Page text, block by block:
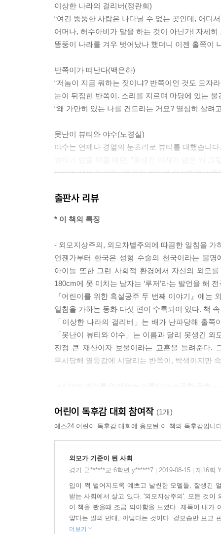
이상한 나라의 걸리버(정란희)
“여긴 뚱뚱한 사람은 나다닐 수 없는 곳인데, 어디서
어머나, 허수아비가 말을 하는 것이 아닌가! 자세
뚱뚱이 나라를 겨우 벗어났나 했더니 이젠 홀쭉이
반쪽이가 떠난다(백은하)
“저놈이 지금 뭐하는 짓이냐? 반쪽이인 것도 모자
눈이 뒤집힌 반쪽이. 소리를 지르며 마당에 있는 물
“왜 가만히 있는 나를 건드리는 거요? 열심히 살려
못난이 뷰티와 야수(노경실)
야수는 언제나 경멸의 눈초리로 뷰티를 대했습니다.
뷰티가 책을 읽으면, “못생긴 여자가 유식해져서
“벼루의 모양이 뭐가 중요하단 말입니까? 먹이
결국 시백은 박 씨가 준 벼루를 들고 가지 않았다.
특별한 공주, 엄지 공주(최형미)
“전 말이죠, 지금껏 제가 쓸모없는 존재라고 생각
게 생겼다는 말만 들었으니까요. 저는 누군가에게
--- 본문 중에서
출판사 리뷰
* 이 책의 특징
- 외모지상주의, 외모차별주의에 따끔한 일침을 가
언젠가부터 한국은 성형 수술의 천국이라는 불
아이들 또한 그런 사회적 환경에서 자신의 외모
180cm에 못 미치는 남자는 ‘루저’라는 발언을 해
『어린이를 위한 흑설공주 두 번째 이야기』에는
일침을 가하는 동화 다섯 편이 수록되어 있다. 책
「이상한 나라의 걸리버」는 배가 난파당해 홀
「못난이 뷰티와 야수」는 이름과 달리 못생긴
진정 큰 재산이자 보물이라는 교훈을 들려준다.
무시당해 열등감에 시달리는 반쪽이, 박색이지만
- 내 안의 가치를 일깨우는 아름답고 소중한 동화
아빠의 무관심 때문 등 다양한 속사정으로 괴로
하고 정작 본인 자신도 자기의 가치를 소중히 하지
이 책 속 주인공들 역시 자신의 가치를 스스로
자신을 부끄러워하는 엄마 때문에 본인이 가진 능
무시하는 사람들에게 상처받아 열등감을 갖고
장점과 능력을 알아보고, 있는 그대로의 모습을
- 다양한 생각과 색깔이 모인 다채로운 동화
어린이 독후감 대회 참여작 (1개)
예스24 어린이 독후감 대회에 응모된 이 책의 독후감입니
외모가 기준이 된 사회
경기 군******교 6학년 y******7
2019-08-15 제16회
입이 쩍 벌어지도록 예쁘고 날씬한 모델들, 잘생긴
받는 사회에서 살고 있다. '외모지상주의'. 모든 것
이 책을 봤을때 조금 의아함을 느꼈다. 제목이 내가
얗다는 말의 반대, 까맣다는 것이다. 겉모습만 보고
더보기